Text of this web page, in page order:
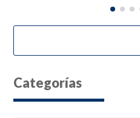
Categorías